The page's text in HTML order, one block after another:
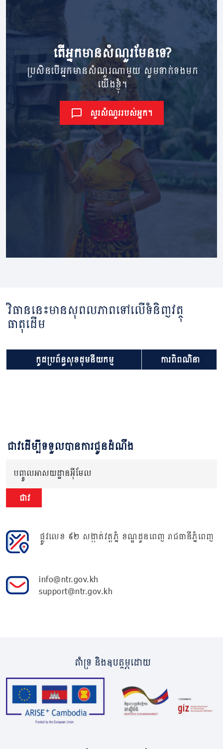
តើ​អ្នក​មាន​សំណួរ​មែនទេ?
ប្រសិនបើអ្នកមានសំណួរណាមួយ សូមទាក់ទងមក
យើងខ្ញុំ។
សួរសំណួររបស់អ្នក។
វិធាននេះមានសុពលភាពទៅលើទំនិញវត្ថុ
ធាតុដើម
កូដប្រព័ន្ធសុខដុមនីយកម្ម ការពិពណ៌នា
ជាវដើម្បីទទួលបានការជូនដំណឹង
បញ្ចូលអាសយដ្ឋានអ៊ីមែល
ជាវ
ផ្លូវលេខ ៩២ សង្កាត់វត្តភ្នំ ខណ្ឌដូនពេញ រាជធានីភ្នំពេញ
info@ntr.gov.kh
support@ntr.gov.kh
គាំទ្រ និងឧបត្ថម្ភដោយ